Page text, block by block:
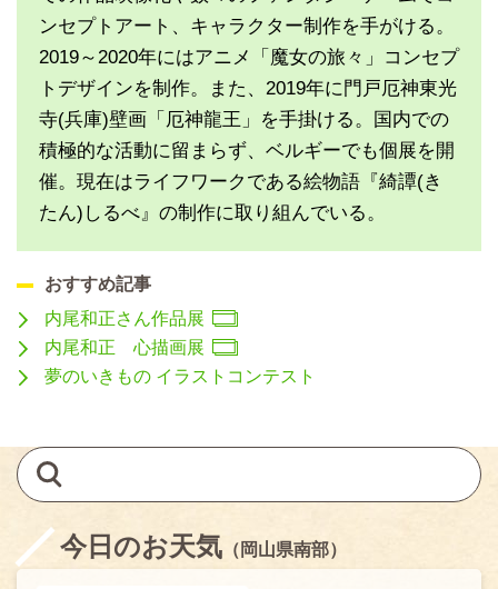
ンセプトアート、キャラクター制作を手がける。
2019～2020年にはアニメ「魔女の旅々」コンセプ
トデザインを制作。また、2019年に門戸厄神東光
寺(兵庫)壁画「厄神龍王」を手掛ける。国内での
積極的な活動に留まらず、ベルギーでも個展を開
催。現在はライフワークである絵物語『綺譚(き
たん)しるべ』の制作に取り組んでいる。
おすすめ記事
内尾和正さん作品展
内尾和正 心描画展
夢のいきもの イラストコンテスト
今日のお天気 （岡山県南部）